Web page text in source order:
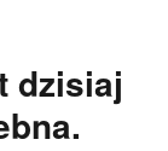
dzisiaj